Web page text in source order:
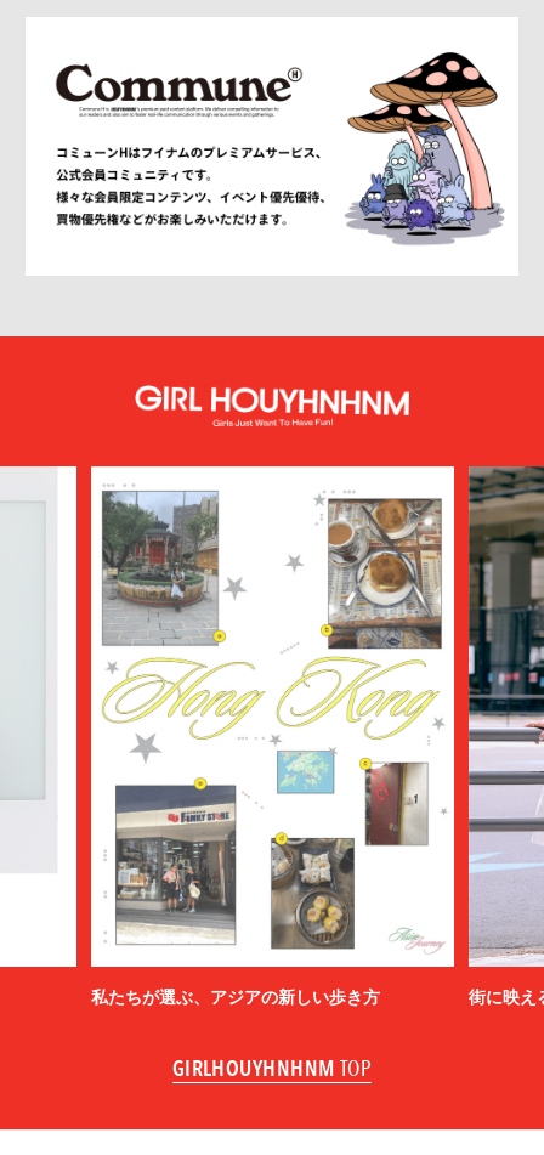
私たちが選ぶ、アジアの新しい歩き方 街に映え
GIRLHOUYHNHNM TOP